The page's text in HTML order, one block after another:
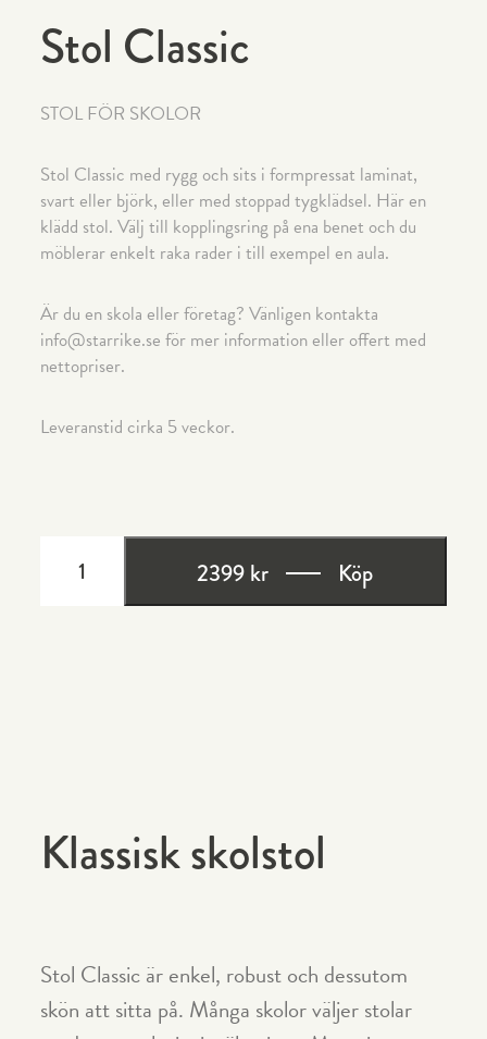
Stol Classic
STOL FÖR SKOLOR
Stol Classic med rygg och sits i formpressat laminat,
svart eller björk, eller med stoppad tygklädsel. Här en
klädd stol. Välj till kopplingsring på ena benet och du
möblerar enkelt raka rader i till exempel en aula.
Är du en skola eller företag? Vänligen kontakta
info@starrike.se för mer information eller offert med
nettopriser.
Leveranstid cirka 5 veckor.
CLASSIC
MÄNGD 2399 kr Köp
Klassisk skolstol
Stol Classic är enkel, robust och dessutom
skön att sitta på. Många skolor väljer stolar